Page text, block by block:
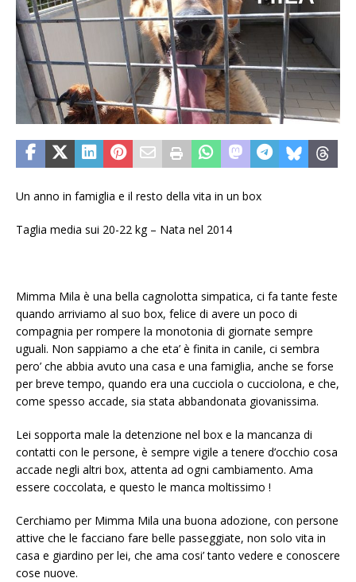
Un anno in famiglia e il resto della vita in un box
Taglia media sui 20-22 kg – Nata nel 2014
Mimma Mila è una bella cagnolotta simpatica, ci fa tante feste
quando arriviamo al suo box, felice di avere un poco di
compagnia per rompere la monotonia di giornate sempre
uguali. Non sappiamo a che eta’ è finita in canile, ci sembra
pero’ che abbia avuto una casa e una famiglia, anche se forse
per breve tempo, quando era una cucciola o cucciolona, e che,
come spesso accade, sia stata abbandonata giovanissima.
Lei sopporta male la detenzione nel box e la mancanza di
contatti con le persone, è sempre vigile a tenere d’occhio cosa
accade negli altri box, attenta ad ogni cambiamento. Ama
essere coccolata, e questo le manca moltissimo !
Cerchiamo per Mimma Mila una buona adozione, con persone
attive che le facciano fare belle passeggiate, non solo vita in
casa e giardino per lei, che ama cosi’ tanto vedere e conoscere
cose nuove.